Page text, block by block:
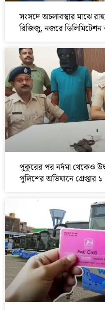
সংসদে অচলাবস্থার মাঝে
রিজিজু, নজরে ডিলিমিটেশন
পুকুরের পর নর্দমা থেকেও
পুলিশের অভিযানে গ্রেপ্তার ১